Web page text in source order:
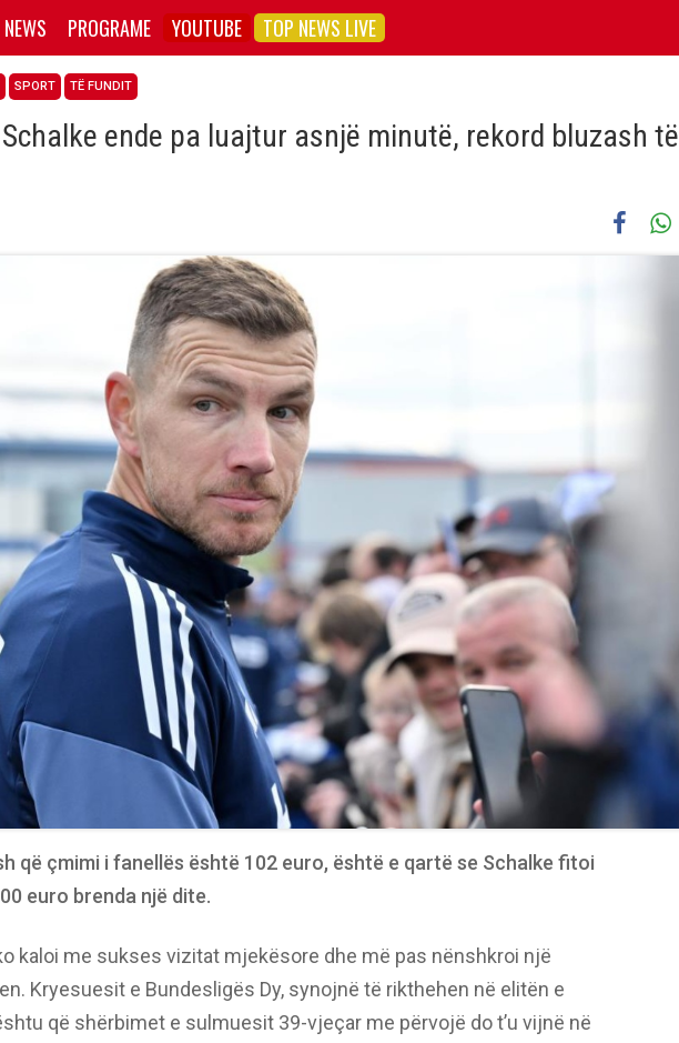
PROGRAME YOUTUBE TOP NEWS LIVE
SPORT TË FUNDIT
ende pa luajtur asnjë minutë, rekord bluzash të
që çmimi i fanellës është 102 euro, është e qartë se Schalke fitoi
euro brenda një dite.
kaloi me sukses vizitat mjekësore dhe më pas nënshkroi një
Kryesuesit e Bundesligës Dy, synojnë të rikthehen në elitën e
që shërbimet e sulmuesit 39-vjeçar me përvojë do t’u vijnë në